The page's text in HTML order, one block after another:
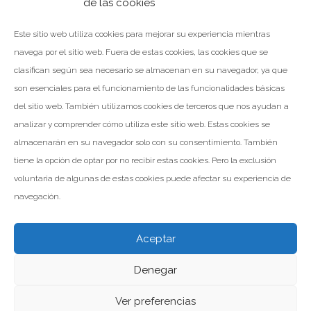
de las cookies
Este sitio web utiliza cookies para mejorar su experiencia mientras
navega por el sitio web. Fuera de estas cookies, las cookies que se
clasifican según sea necesario se almacenan en su navegador, ya que
son esenciales para el funcionamiento de las funcionalidades básicas
del sitio web. También utilizamos cookies de terceros que nos ayudan a
analizar y comprender cómo utiliza este sitio web. Estas cookies se
almacenarán en su navegador solo con su consentimiento. También
tiene la opción de optar por no recibir estas cookies. Pero la exclusión
voluntaria de algunas de estas cookies puede afectar su experiencia de
navegación.
Aceptar
Denegar
Ver preferencias
Facebook Google+
Política de Privacidad